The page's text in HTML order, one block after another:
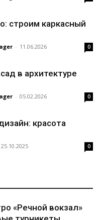
строим каркасный
- 11.06.2026 0
в архитектуре
- 05.02.2026 0
красота
25.10.2025 0
«Речной вокзал»